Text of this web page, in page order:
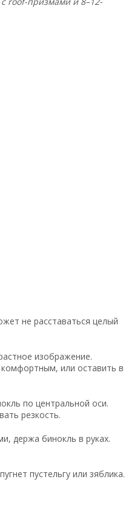
не расставаться целый
изображение.
или оставить в
по центральной оси.
резкость.
держа бинокль в руках.
пустельгу или зяблика.